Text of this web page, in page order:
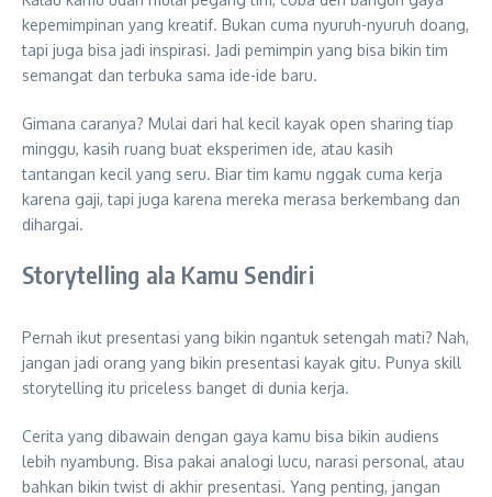
kepemimpinan yang kreatif. Bukan cuma nyuruh-nyuruh doang,
tapi juga bisa jadi inspirasi. Jadi pemimpin yang bisa bikin tim
semangat dan terbuka sama ide-ide baru.
Gimana caranya? Mulai dari hal kecil kayak open sharing tiap
minggu, kasih ruang buat eksperimen ide, atau kasih
tantangan kecil yang seru. Biar tim kamu nggak cuma kerja
karena gaji, tapi juga karena mereka merasa berkembang dan
dihargai.
Storytelling ala Kamu Sendiri
Pernah ikut presentasi yang bikin ngantuk setengah mati? Nah,
jangan jadi orang yang bikin presentasi kayak gitu. Punya skill
storytelling itu priceless banget di dunia kerja.
Cerita yang dibawain dengan gaya kamu bisa bikin audiens
lebih nyambung. Bisa pakai analogi lucu, narasi personal, atau
bahkan bikin twist di akhir presentasi. Yang penting, jangan